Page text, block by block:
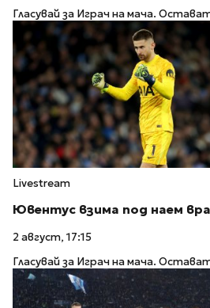
Гласувай за Играч на мача.
Livestream
Ювентус взима под наем
2 август, 17:15
Гласувай за Играч на мача.